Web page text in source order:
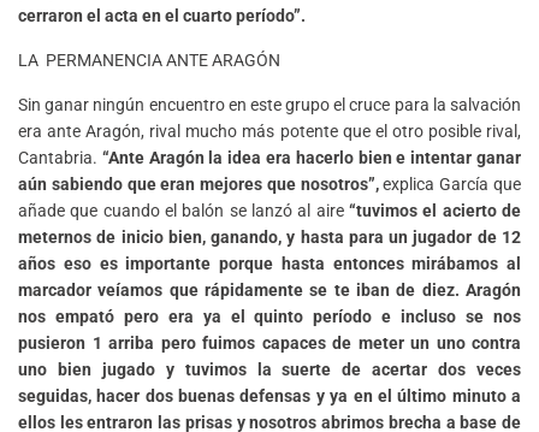
cerraron el acta en el cuarto período”.
LA PERMANENCIA ANTE ARAGÓN
Sin ganar ningún encuentro en este grupo el cruce para la salvación
era ante Aragón, rival mucho más potente que el otro posible rival,
Cantabria. “Ante Aragón la idea era hacerlo bien e intentar ganar
aún sabiendo que eran mejores que nosotros”,explica García que
añade que cuando el balón se lanzó al aire “tuvimos el acierto de
meternos de inicio bien, ganando, y hasta para un jugador de 12
años eso es importante porque hasta entonces mirábamos al
marcador veíamos que rápidamente se te iban de diez. Aragón
nos empató pero era ya el quinto período e incluso se nos
pusieron 1 arriba pero fuimos capaces de meter un uno contra
uno bien jugado y tuvimos la suerte de acertar dos veces
seguidas, hacer dos buenas defensas y ya en el último minuto a
ellos les entraron las prisas y nosotros abrimos brecha a base de